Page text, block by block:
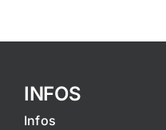
INFOS
Infos